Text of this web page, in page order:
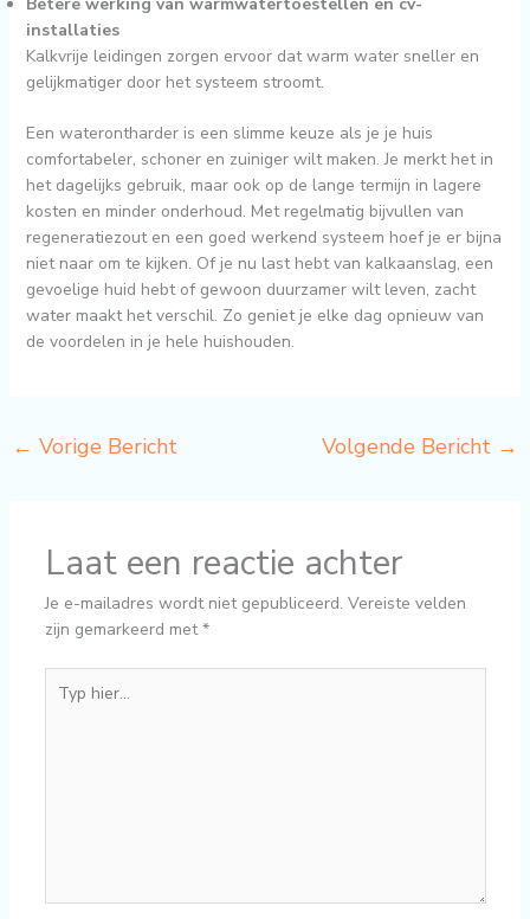
installaties
Kalkvrije leidingen zorgen ervoor dat warm water sneller en
gelijkmatiger door het systeem stroomt.
Een waterontharder is een slimme keuze als je je huis
comfortabeler, schoner en zuiniger wilt maken. Je merkt het in
het dagelijks gebruik, maar ook op de lange termijn in lagere
kosten en minder onderhoud. Met regelmatig bijvullen van
regeneratiezout en een goed werkend systeem hoef je er bijna
niet naar om te kijken. Of je nu last hebt van kalkaanslag, een
gevoelige huid hebt of gewoon duurzamer wilt leven, zacht
water maakt het verschil. Zo geniet je elke dag opnieuw van
de voordelen in je hele huishouden.
← Vorige Bericht Volgende Bericht →
Laat een reactie achter
Je e-mailadres wordt niet gepubliceerd. Vereiste velden
zijn gemarkeerd met*
hier...